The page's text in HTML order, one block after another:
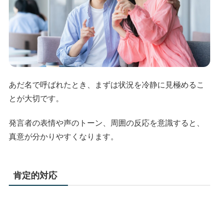
あだ名で呼ばれたとき、まずは状況を冷静に見極めるこ
とが大切です。
発言者の表情や声のトーン、周囲の反応を意識すると、
真意が分かりやすくなります。
肯定的対応